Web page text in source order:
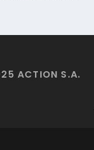
ACTION S.A.